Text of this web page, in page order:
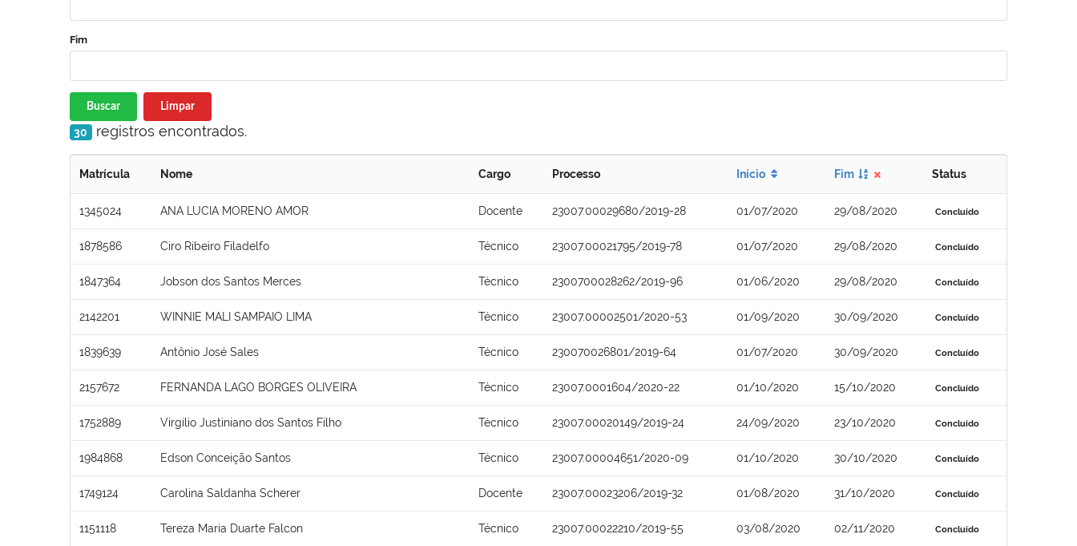
Fim
Buscar Limpar
30 registros encontrados.
Matrícula Nome Cargo Processo Início Fim Status
1345024 ANA LUCIA MORENO AMOR Docente 23007.00029680/2019-28 01/07/2020 29/08/2020 Concluído
1878586 Ciro Ribeiro Filadelfo Técnico 23007.00021795/2019-78 01/07/2020 29/08/2020 Concluído
1847364 Jobson dos Santos Merces Técnico 2300700028262/2019-96 01/06/2020 29/08/2020 Concluído
2142201 WINNIE MALI SAMPAIO LIMA Técnico 23007.00002501/2020-53 01/09/2020 30/09/2020 Concluído
1839639 Antônio José Sales Técnico 230070026801/2019-64 01/07/2020 30/09/2020 Concluído
2157672 FERNANDA LAGO BORGES OLIVEIRA Técnico 23007.0001604/2020-22 01/10/2020 15/10/2020 Concluído
1752889 Virgilio Justiniano dos Santos Filho Técnico 23007.00020149/2019-24 24/09/2020 23/10/2020 Concluído
1984868 Edson Conceição Santos Técnico 23007.00004651/2020-09 01/10/2020 30/10/2020 Concluído
1749124 Carolina Saldanha Scherer Docente 23007.00023206/2019-32 01/08/2020 31/10/2020 Concluído
1151118 Tereza Maria Duarte Falcon Técnico 23007.00022210/2019-55 03/08/2020 02/11/2020 Concluído